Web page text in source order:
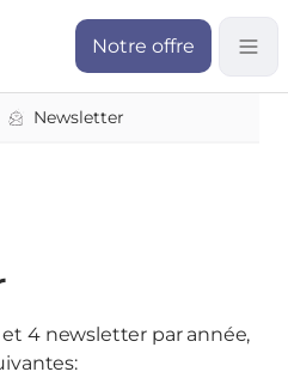
Notre offre
Newsletter
4 newsletter par année,